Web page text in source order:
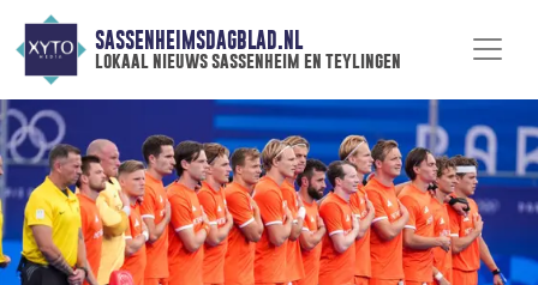
SASSENHEIMSDAGBLAD.NL
lokaal nieuws sassenheim en teylingen